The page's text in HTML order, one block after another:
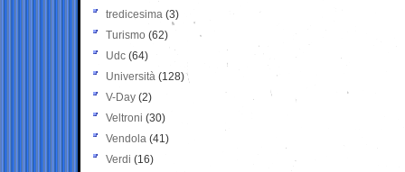
tredicesima (3)
Turismo (62)
Udc (64)
Università (128)
V-Day (2)
Veltroni (30)
Vendola (41)
Verdi (16)